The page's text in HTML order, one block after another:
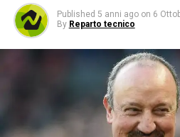
Published 5 anni ago on 6
By Reparto tecnico